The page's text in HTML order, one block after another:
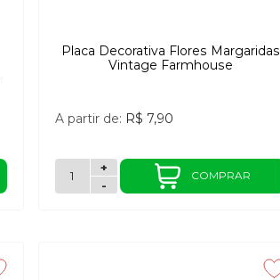
Placa Decorativa Flores Margaridas
Vintage Farmhouse
A partir de: R$ 7,90
-
+
COMPRAR